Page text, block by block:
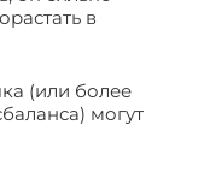
в
(или более
могут